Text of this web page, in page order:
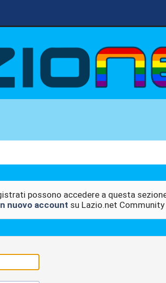
possono accedere a questa
nuovo account su Lazio.net Community